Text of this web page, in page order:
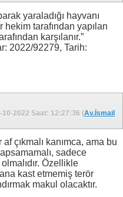
yaraladığı hayvanı
tarafından yapılan
karşılanır.”
2022/92279, Tarih:
10-2022 Saat: 12:27:36 (Av.İsmail
çıkmalı kanımca, ama bu
sadece
Özellikle
kast etmemiş terör
makul olacaktır.